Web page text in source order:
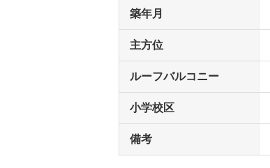
築年月
主方位
ルーフバルコニー
小学校区
備考